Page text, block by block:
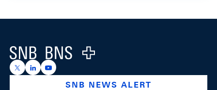
Logo
https://x.com/snb_bns
https://ch.linkedin.com/company/swiss-national-
https://www.youtube.com/@swissnationalbank
SNB NEWS ALERT